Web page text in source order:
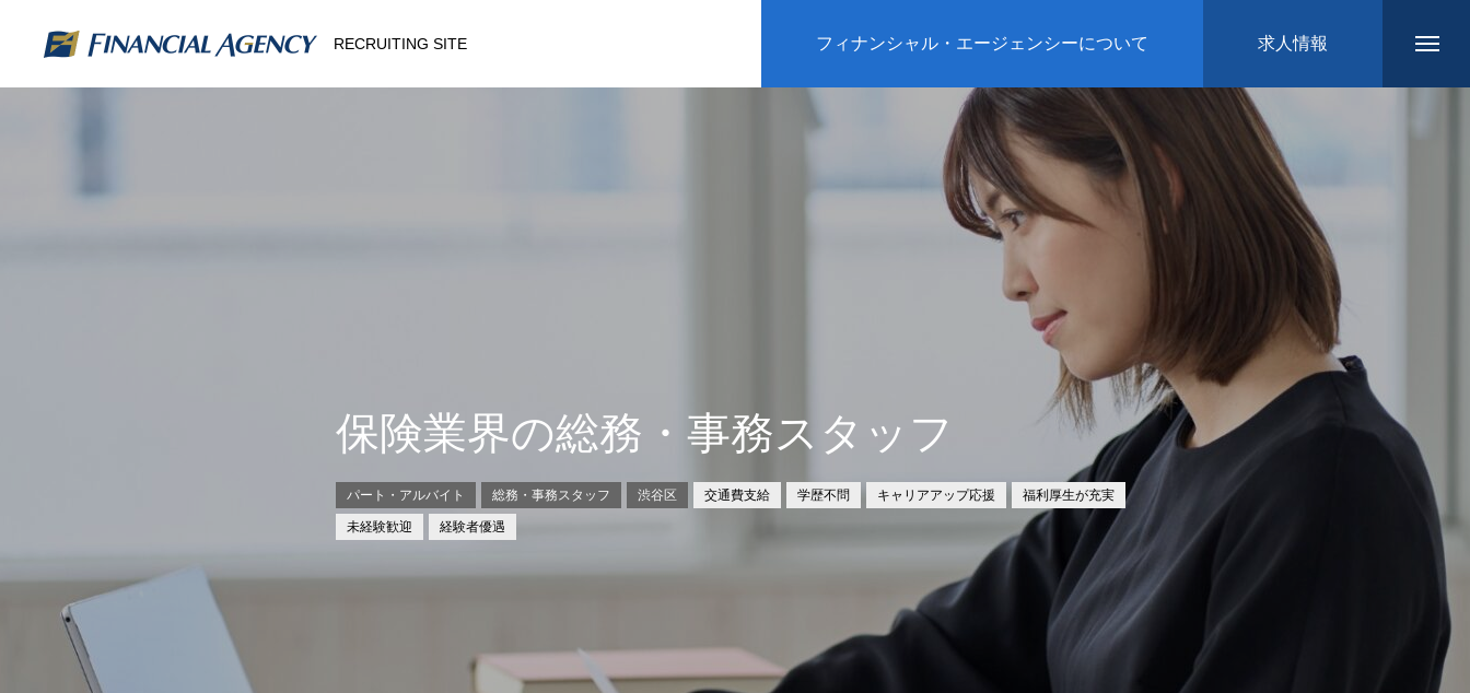
RECRUITING SITE フィナンシャル・エージェンシーについて 求人情報
保険業界の総務・事務スタッフ
パート・アルバイト 総務・事務スタッフ 渋谷区 交通費支給 学歴不問 キャリアアップ応援 福利厚生が充実
未経験歓迎 経験者優遇